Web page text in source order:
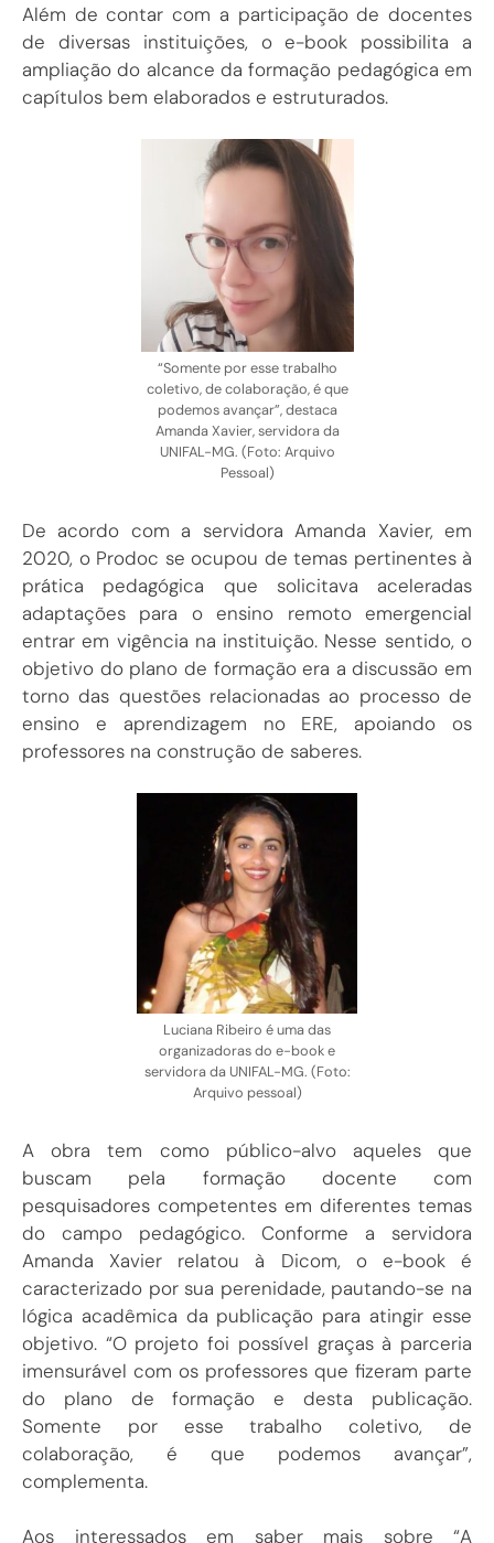
Além de contar com a participação de docentes
de diversas instituições, o e-book possibilita a
ampliação do alcance da formação pedagógica em
capítulos bem elaborados e estruturados.
“Somente por esse trabalho
coletivo, de colaboração, é que
podemos avançar”, destaca
Amanda Xavier, servidora da
UNIFAL-MG. (Foto: Arquivo
Pessoal)
De acordo com a servidora Amanda Xavier, em
2020, o Prodoc se ocupou de temas pertinentes à
prática pedagógica que solicitava aceleradas
adaptações para o ensino remoto emergencial
entrar em vigência na instituição. Nesse sentido, o
objetivo do plano de formação era a discussão em
torno das questões relacionadas ao processo de
ensino e aprendizagem no ERE, apoiando os
professores na construção de saberes.
Luciana Ribeiro é uma das
organizadoras do e-book e
servidora da UNIFAL-MG. (Foto:
Arquivo pessoal)
A obra tem como público-alvo aqueles que
buscam pela formação docente com
pesquisadores competentes em diferentes temas
do campo pedagógico. Conforme a servidora
Amanda Xavier relatou à Dicom, o e-book é
caracterizado por sua perenidade, pautando-se na
lógica acadêmica da publicação para atingir esse
objetivo. “O projeto foi possível graças à parceria
imensurável com os professores que fizeram parte
do plano de formação e desta publicação.
Somente por esse trabalho coletivo, de
colaboração, é que podemos avançar”,
complementa.
Aos interessados em saber mais sobre “A